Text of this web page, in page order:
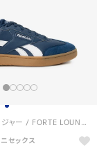
フォルテ ラウンジャー / FORTE LOUNGER （ブルー）